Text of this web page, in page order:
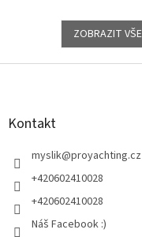
ZOBRAZIT
Z
Kontakt
myslik@proyachting.cz
+420602410028
+420602410028
Náš Facebook :)